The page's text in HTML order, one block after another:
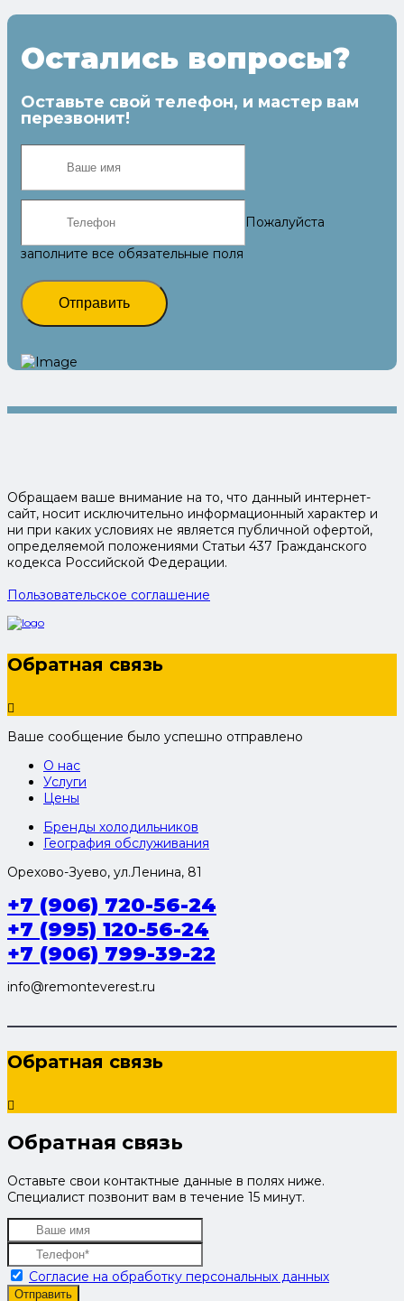
Остались вопросы?
Оставьте свой телефон, и мастер вам
перезвонит!
Пожалуйста
заполните все обязательные поля
Отправить
Обращаем ваше внимание на то, что данный интернет-
сайт, носит исключительно информационный характер и
ни при каких условиях не является публичной офертой,
определяемой положениями Статьи 437 Гражданского
кодекса Российской Федерации.
Пользовательское соглашение
Обратная связь
Ваше сообщение было успешно отправлено
О нас
Услуги
Цены
Бренды холодильников
География обслуживания
Орехово-Зуево, ул.Ленина, 81
+7 (906) 720-56-24
+7 (995) 120-56-24
+7 (906) 799-39-22
info@remonteverest.ru
Обратная связь
Обратная связь
Оставьте свои контактные данные в полях ниже.
Специалист позвонит вам в течение 15 минут.
Согласие на обработку персональных данных
Отправить